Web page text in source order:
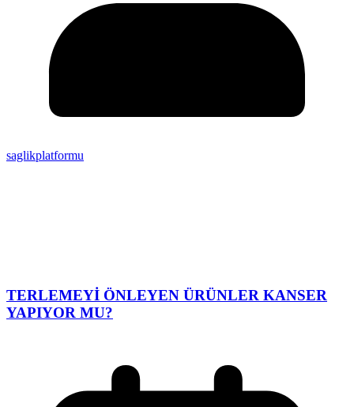
saglikplatformu
TERLEMEYİ ÖNLEYEN ÜRÜNLER KANSER
YAPIYOR MU?